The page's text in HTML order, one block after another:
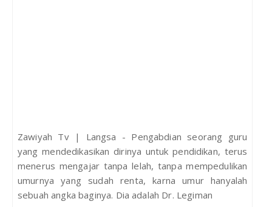
Zawiyah Tv | Langsa - Pengabdian seorang guru
yang mendedikasikan dirinya untuk pendidikan, terus
menerus mengajar tanpa lelah, tanpa mempedulikan
umurnya yang sudah renta, karna umur hanyalah
sebuah angka baginya. Dia adalah Dr. Legiman